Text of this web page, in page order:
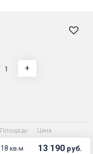
+
Площадь Цена
18кв.м. 13 190 руб.